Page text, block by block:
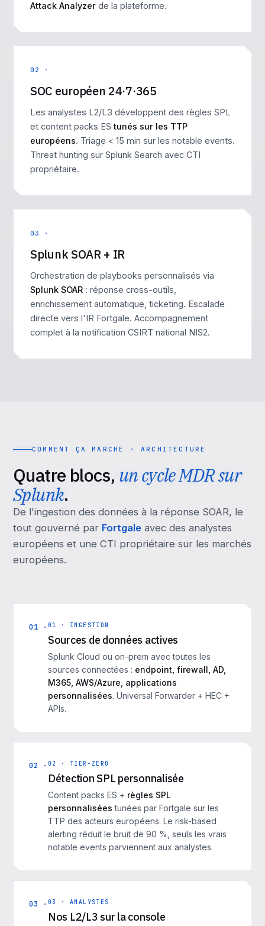
Attack Analyzer de la plateforme.
02 ·
SOC européen 24·7·365
Les analystes L2/L3 développent des règles SPL
et content packs EStunés sur les TTP
européens. Triage < 15 min sur les notable events.
Threat hunting sur Splunk Search avec CTI
propriétaire.
03 ·
Splunk SOAR + IR
Orchestration de playbooks personnalisés via
Splunk SOAR : réponse cross-outils,
enrichissement automatique, ticketing. Escalade
directe vers l'IR Fortgale. Accompagnement
complet à la notification CSIRT national NIS2.
COMMENT ÇA MARCHE · ARCHITECTURE
Quatre blocs, un cycle MDR sur
Splunk.
De l'ingestion des données à la réponse SOAR, le
tout gouverné par Fortgale avec des analystes
européens et une CTI propriétaire sur les marchés
européens.
01 · 01 · INGESTION
Sources de données actives
Splunk Cloud ou on-prem avec toutes les
sources connectées : endpoint, firewall, AD,
M365, AWS/Azure, applications
personnalisées. Universal Forwarder + HEC +
APIs.
02 · 02 · TIER-ZERO
Détection SPL personnalisée
Content packs ES + règles SPL
personnalisées tunées par Fortgale sur les
TTP des acteurs européens. Le risk-based
alerting réduit le bruit de 90 %, seuls les vrais
notable events parviennent aux analystes.
03 · 03 · ANALYSTES
Nos L2/L3 sur la console